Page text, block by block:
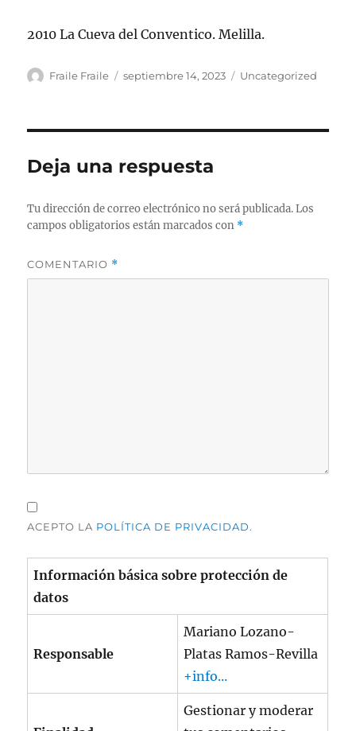
2010 La Cueva del Conventico. Melilla.
Autor
Fraile Fraile
Publicado
septiembre 14, 2023 Categorías
Uncategorized
Deja una respuesta
Tu dirección de correo electrónico no será publicada. Los
campos obligatorios están marcados con *
COMENTARIO *
ACEPTO LA POLÍTICA DE PRIVACIDAD.
Información básica sobre protección de
datos
Responsable
Mariano Lozano-
Platas Ramos-Revilla
+info...
Gestionar y moderar